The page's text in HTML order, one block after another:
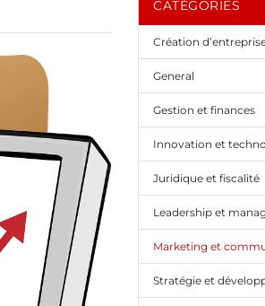
CATÉGORIES
Création
General
Gestion et finances
Innovation et
Juridique et fiscalité
Leadership et
Marketing et
Stratégie et